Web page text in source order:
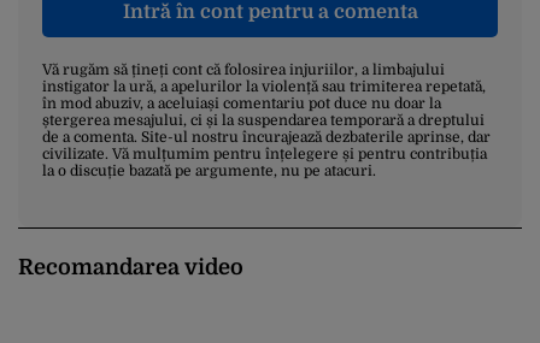
Intră în cont pentru a comenta
Vă rugăm să țineți cont că folosirea injuriilor, a limbajului
instigator la ură, a apelurilor la violență sau trimiterea repetată,
în mod abuziv, a aceluiași comentariu pot duce nu doar la
ștergerea mesajului, ci și la suspendarea temporară a dreptului
de a comenta. Site-ul nostru încurajează dezbaterile aprinse, dar
civilizate. Vă mulțumim pentru înțelegere și pentru contribuția
la o discuție bazată pe argumente, nu pe atacuri.
Recomandarea video